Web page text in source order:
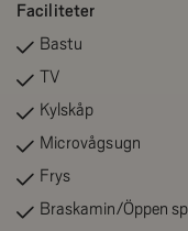
Faciliteter
Bastu
TV
Kylskåp
Microvågsugn
Frys
Braskamin/Öppen